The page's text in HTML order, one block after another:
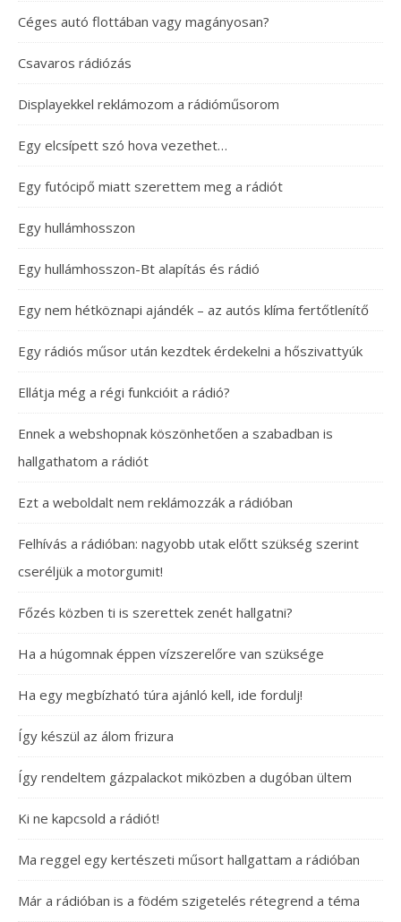
Céges autó flottában vagy magányosan?
Csavaros rádiózás
Displayekkel reklámozom a rádióműsorom
Egy elcsípett szó hova vezethet…
Egy futócipő miatt szerettem meg a rádiót
Egy hullámhosszon
Egy hullámhosszon-Bt alapítás és rádió
Egy nem hétköznapi ajándék – az autós klíma fertőtlenítő
Egy rádiós műsor után kezdtek érdekelni a hőszivattyúk
Ellátja még a régi funkcióit a rádió?
Ennek a webshopnak köszönhetően a szabadban is
hallgathatom a rádiót
Ezt a weboldalt nem reklámozzák a rádióban
Felhívás a rádióban: nagyobb utak előtt szükség szerint
cseréljük a motorgumit!
Főzés közben ti is szerettek zenét hallgatni?
Ha a húgomnak éppen vízszerelőre van szüksége
Ha egy megbízható túra ajánló kell, ide fordulj!
Így készül az álom frizura
Így rendeltem gázpalackot miközben a dugóban ültem
Ki ne kapcsold a rádiót!
Ma reggel egy kertészeti műsort hallgattam a rádióban
Már a rádióban is a födém szigetelés rétegrend a téma